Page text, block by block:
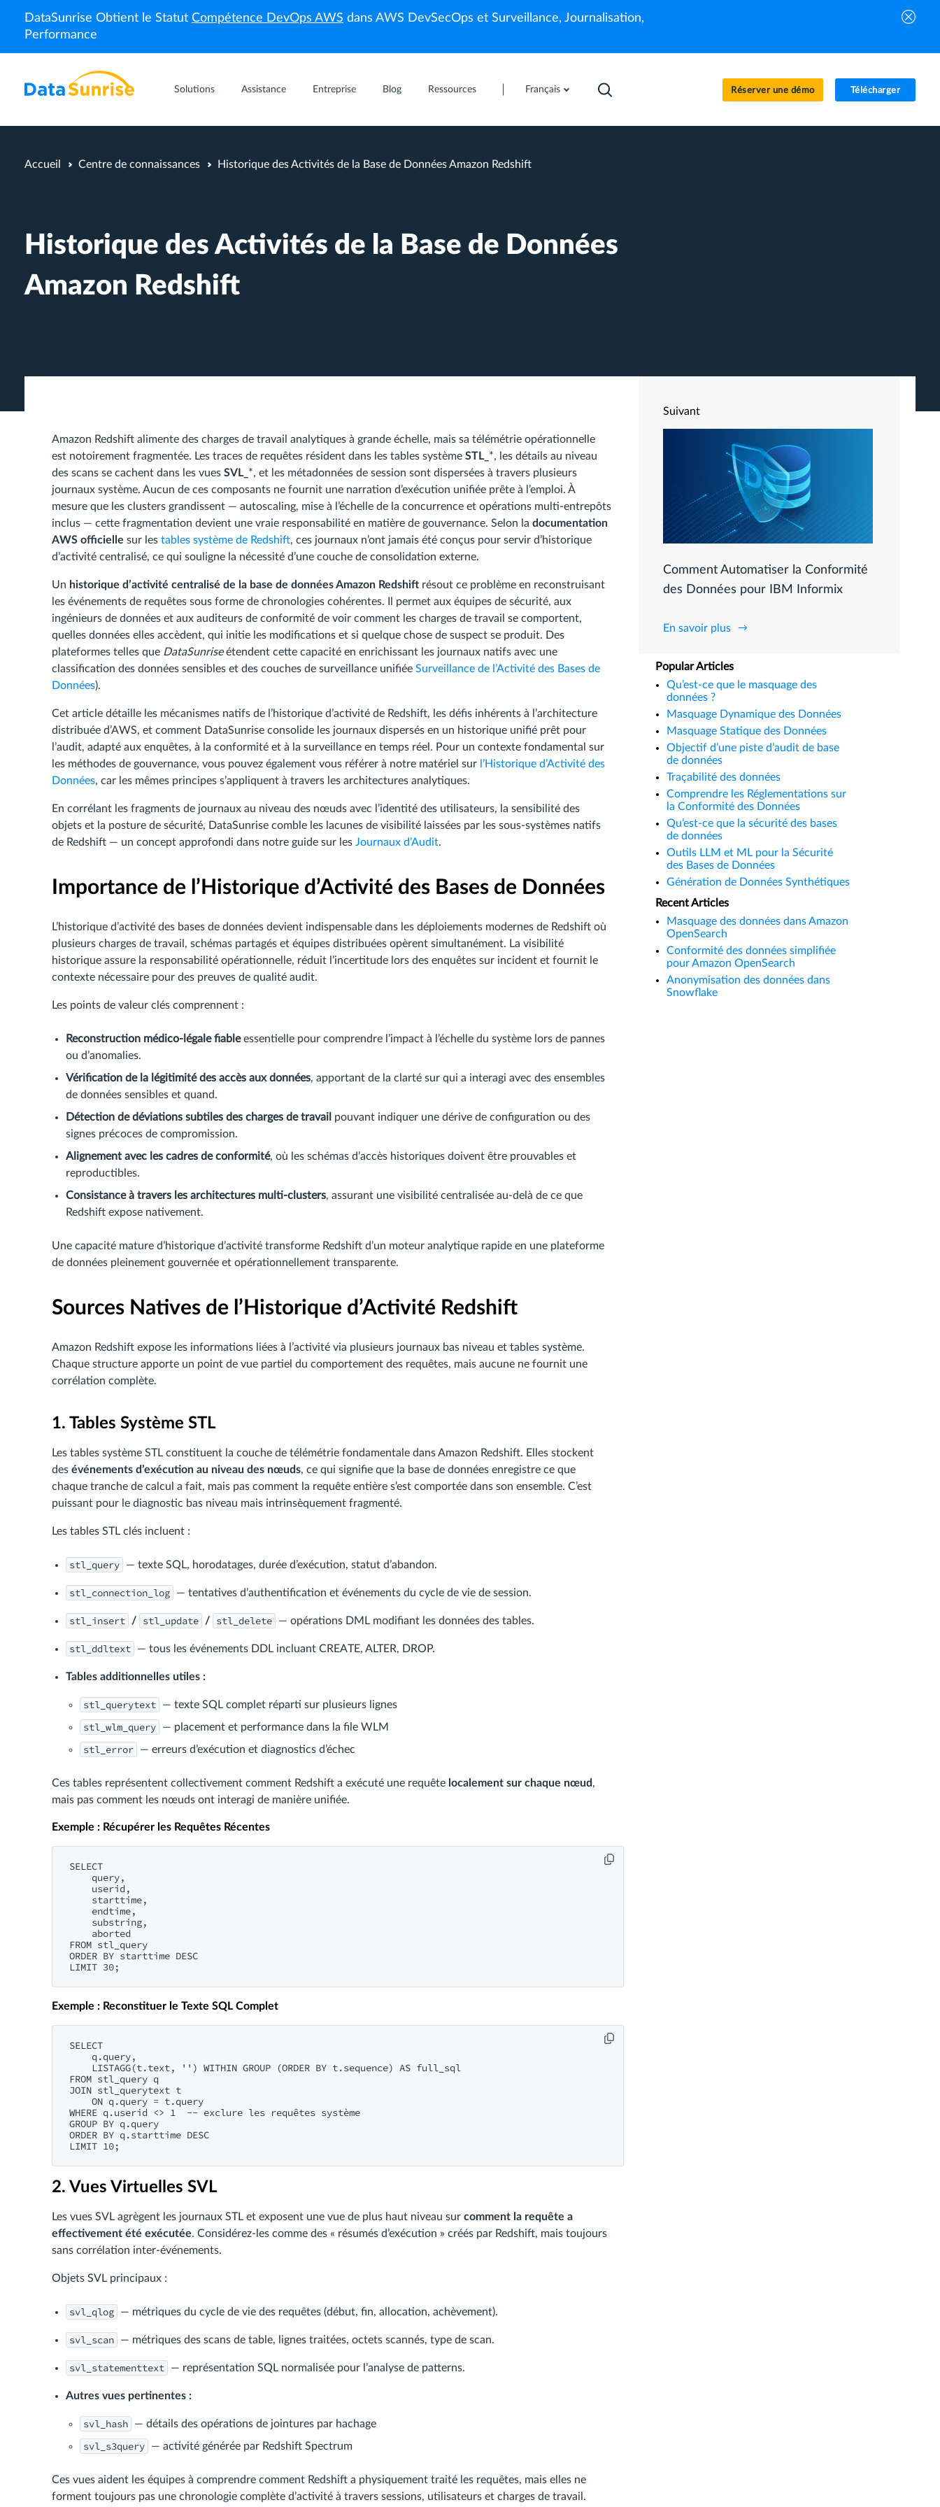
DataSunrise Obtient le Statut Compétence DevOps AWS dans AWS DevSecOps et Surveillance, Journalisation,
Performance
Solutions Assistance Entreprise Blog Ressources Français Réserver une démo Télécharger
Accueil Centre de connaissances Historique des Activités de la Base de Données Amazon Redshift
Historique des Activités de la Base de Données
Amazon Redshift
Amazon Redshift alimente des charges de travail analytiques à grande échelle, mais sa télémétrie opérationnelle
est notoirement fragmentée. Les traces de requêtes résident dans les tables système STL_ *, les détails au niveau
des scans se cachent dans les vues SVL_ *, et les métadonnées de session sont dispersées à travers plusieurs
journaux système. Aucun de ces composants ne fournit une narration d’exécution unifiée prête à l’emploi. À
mesure que les clusters grandissent — autoscaling, mise à l’échelle de la concurrence et opérations multi-entrepôts
inclus — cette fragmentation devient une vraie responsabilité en matière de gouvernance. Selon la documentation
AWS officielle sur les tables système de Redshift, ces journaux n’ont jamais été conçus pour servir d’historique
d’activité centralisé, ce qui souligne la nécessité d’une couche de consolidation externe.
Un historique d’activité centralisé de la base de données Amazon Redshift résout ce problème en reconstruisant
les événements de requêtes sous forme de chronologies cohérentes. Il permet aux équipes de sécurité, aux
ingénieurs de données et aux auditeurs de conformité de voir comment les charges de travail se comportent,
quelles données elles accèdent, qui initie les modifications et si quelque chose de suspect se produit. Des
plateformes telles que DataSunriseétendent cette capacité en enrichissant les journaux natifs avec une
classification des données sensibles et des couches de surveillance unifiée Surveillance de l’Activité des Bases de
Données).
Cet article détaille les mécanismes natifs de l’historique d’activité de Redshift, les défis inhérents à l’architecture
distribuée d’AWS, et comment DataSunrise consolide les journaux dispersés en un historique unifié prêt pour
l’audit, adapté aux enquêtes, à la conformité et à la surveillance en temps réel. Pour un contexte fondamental sur
les méthodes de gouvernance, vous pouvez également vous référer à notre matériel sur l’Historique d’Activité des
Données, car les mêmes principes s’appliquent à travers les architectures analytiques.
En corrélant les fragments de journaux au niveau des nœuds avec l’identité des utilisateurs, la sensibilité des
objets et la posture de sécurité, DataSunrise comble les lacunes de visibilité laissées par les sous-systèmes natifs
de Redshift — un concept approfondi dans notre guide sur les Journaux d’Audit.
Importance de l’Historique d’Activité des Bases de Données
L’historique d’activité des bases de données devient indispensable dans les déploiements modernes de Redshift où
plusieurs charges de travail, schémas partagés et équipes distribuées opèrent simultanément. La visibilité
historique assure la responsabilité opérationnelle, réduit l’incertitude lors des enquêtes sur incident et fournit le
contexte nécessaire pour des preuves de qualité audit.
Les points de valeur clés comprennent :
Reconstruction médico-légale fiableessentielle pour comprendre l’impact à l’échelle du système lors de pannes
ou d’anomalies.
Vérification de la légitimité des accès aux données, apportant de la clarté sur qui a interagi avec des ensembles
de données sensibles et quand.
Détection de déviations subtiles des charges de travail pouvant indiquer une dérive de configuration ou des
signes précoces de compromission.
Alignement avec les cadres de conformité, où les schémas d’accès historiques doivent être prouvables et
reproductibles.
Consistance à travers les architectures multi-clusters, assurant une visibilité centralisée au-delà de ce que
Redshift expose nativement.
Une capacité mature d’historique d’activité transforme Redshift d’un moteur analytique rapide en une plateforme
de données pleinement gouvernée et opérationnellement transparente.
Sources Natives de l’Historique d’Activité Redshift
Amazon Redshift expose les informations liées à l’activité via plusieurs journaux bas niveau et tables système.
Chaque structure apporte un point de vue partiel du comportement des requêtes, mais aucune ne fournit une
corrélation complète.
1. Tables Système STL
Les tables système STL constituent la couche de télémétrie fondamentale dans Amazon Redshift. Elles stockent
des événements d’exécution au niveau des nœuds, ce qui signifie que la base de données enregistre ce que
chaque tranche de calcul a fait, mais pas comment la requête entière s’est comportée dans son ensemble. C’est
puissant pour le diagnostic bas niveau mais intrinsèquement fragmenté.
Les tables STL clés incluent :
stl_query — texte SQL, horodatages, durée d’exécution, statut d’abandon.
stl_connection_log — tentatives d’authentification et événements du cycle de vie de session.
stl_insert / stl_update / stl_delete — opérations DML modifiant les données des tables.
stl_ddltext — tous les événements DDL incluant CREATE, ALTER, DROP.
Tables additionnelles utiles :
stl_querytext — texte SQL complet réparti sur plusieurs lignes
stl_wlm_query — placement et performance dans la file WLM
stl_error — erreurs d’exécution et diagnostics d’échec
Ces tables représentent collectivement comment Redshift a exécuté une requête localement sur chaque nœud ,
mais pas comment les nœuds ont interagi de manière unifiée.
Exemple : Récupérer les Requêtes Récentes
SELECT
    query,
    userid,
    starttime,
    endtime,
    substring,
    aborted
FROM stl_query
ORDER BY starttime DESC
Exemple : Reconstituer le Texte SQL Complet
SELECT
    q.query,
    LISTAGG(t.text, '') WITHIN GROUP (ORDER BY t.sequence) AS full_sql
FROM stl_query q
JOIN stl_querytext t
    ON q.query = t.query
WHERE q.userid <> 1  -- exclure les requêtes système
GROUP BY q.query
ORDER BY q.starttime DESC
2. Vues Virtuelles SVL
Les vues SVL agrègent les journaux STL et exposent une vue de plus haut niveau sur comment la requête a
effectivement été exécutée. Considérez-les comme des « résumés d’exécution » créés par Redshift, mais toujours
sans corrélation inter-événements.
Objets SVL principaux :
svl_qlog — métriques du cycle de vie des requêtes (début, fin, allocation, achèvement).
svl_scan — métriques des scans de table, lignes traitées, octets scannés, type de scan.
svl_statementtext — représentation SQL normalisée pour l’analyse de patterns.
Autres vues pertinentes :
svl_hash — détails des opérations de jointures par hachage
svl_s3query — activité générée par Redshift Spectrum
Ces vues aident les équipes à comprendre comment Redshift a physiquement traité les requêtes, mais elles ne
forment toujours pas une chronologie complète d’activité à travers sessions, utilisateurs et charges de travail.
Suivant
Comment Automatiser la Conformité
des Données pour IBM Informix
En savoir plus
Popular Articles
Qu’est-ce que le masquage des
données ?
Masquage Dynamique des Données
Masquage Statique des Données
Objectif d’une piste d’audit de base
de données
Traçabilité des données
Comprendre les Réglementations sur
la Conformité des Données
Qu’est-ce que la sécurité des bases
de données
Outils LLM et ML pour la Sécurité
des Bases de Données
Génération de Données Synthétiques
Recent Articles
Masquage des données dans Amazon
OpenSearch
Conformité des données simplifiée
pour Amazon OpenSearch
Anonymisation des données dans
Snowflake